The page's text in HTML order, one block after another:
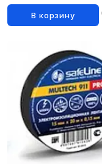
В корзину